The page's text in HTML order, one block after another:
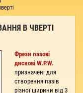
В ЧВЕРТІ
Фрези пазові
дискові W.P.W.
призначені для
створення пазів
різної ширини від 3